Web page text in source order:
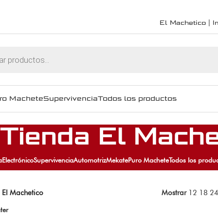
El Machetico |
MacheteSupervivenciaTodos los productos
El
ElectrónicoSupervivenciaAutomotrizMekatePuro MacheteTodos los
Machetico Mostrar 12 18 24